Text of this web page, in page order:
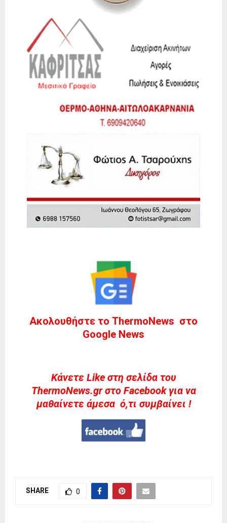
Ακολουθήστε το ThermoNews στο
Google News
Kάνετε Like στη σελίδα του
ThermoNews.gr στο Facebook για να
μαθαίνετε άμεσα ό,τι συμβαίνει !
SHARE 0